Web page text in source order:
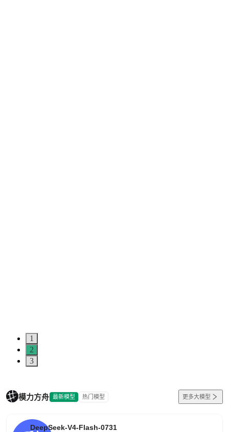
1
2
3
模力方舟 最新模型 热门模型 更多大模型
DeepSeek-V4-Flash-0731